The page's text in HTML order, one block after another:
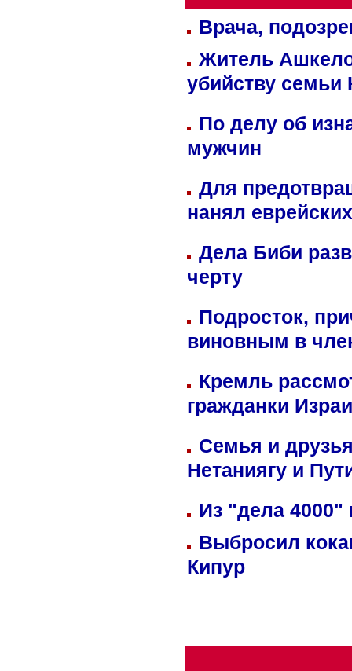
Врача,
Житель
убийству семьи
По делу об
мужчин
Для
нанял
Дела Биби
черту
Подросток,
виновным в
Кремль
гражданки
Семья и
Нетаниягу и
Из "дела 4000"
Выбросил
Кипур